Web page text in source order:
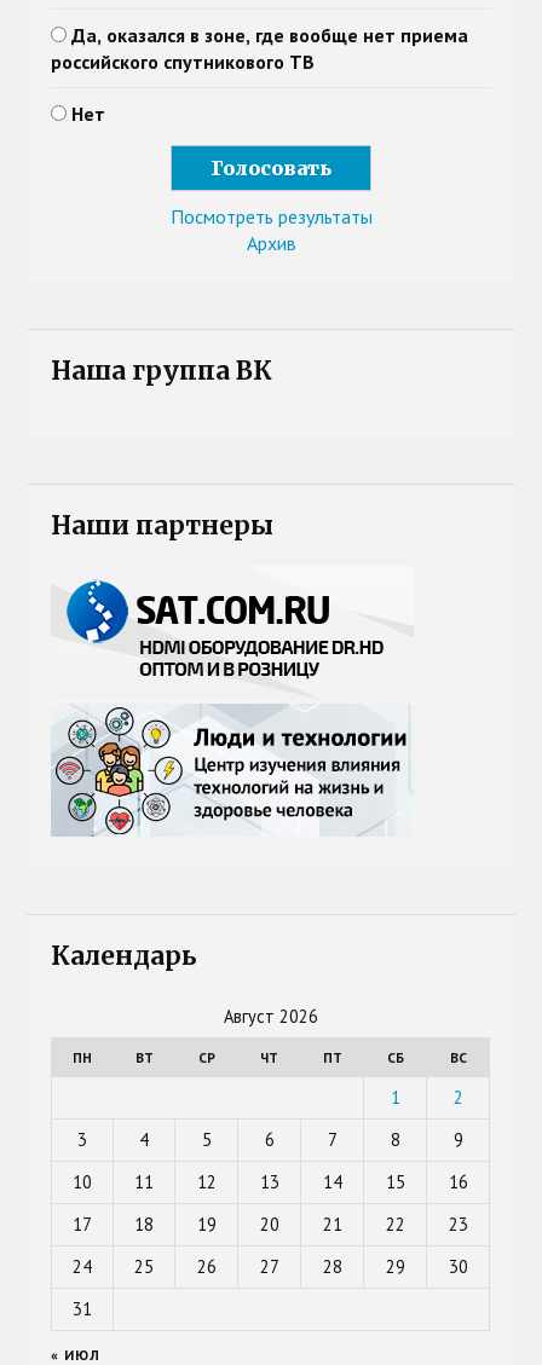
Да, оказался в зоне, где вообще нет приема
российского спутникового ТВ
Нет
Посмотреть результаты
Архив
Наша группа ВК
Наши партнеры
Календарь
Август 2026
ПН ВТ СР ЧТ ПТ СБ ВС
1
2
3
4 5 6 7 8
9
10
11 12 13 14 15
16
17
18 19 20 21 22
23
24
25 26 27 28 29
30
31
« ИЮЛ